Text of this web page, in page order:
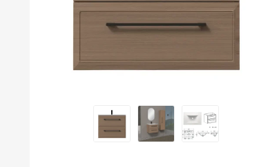
PODNE I ZIDNE OBLOGE
LAJSNE ZA PLOČICE
ALATI ZA KERAMIKU